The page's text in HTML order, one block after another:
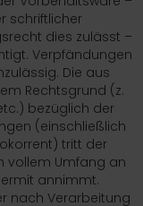
schriftlicher
dies zulässt –
Verpfändungen
Die aus
Rechtsgrund (z.
bezüglich der
(einschließlich
tritt der
vollem Umfang an
annimmt.
nach Verarbeitung